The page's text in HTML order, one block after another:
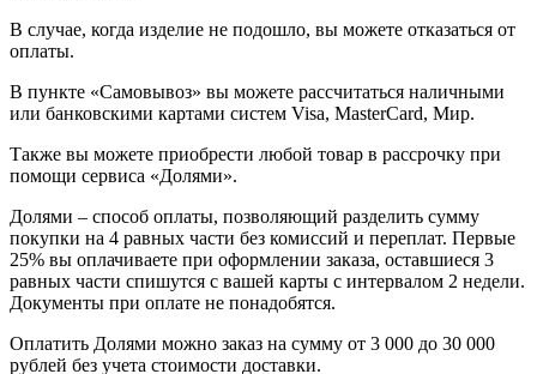
В случае, когда изделие не подошло, вы можете отказаться от
оплаты.
В пункте «Самовывоз» вы можете рассчитаться наличными
или банковскими картами систем Visa, MasterCard, Мир.
Также вы можете приобрести любой товар в рассрочку при
помощи сервиса «Долями».
Долями – способ оплаты, позволяющий разделить сумму
покупки на 4 равных части без комиссий и переплат. Первые
25% вы оплачиваете при оформлении заказа, оставшиеся 3
равных части спишутся с вашей карты с интервалом 2 недели.
Документы при оплате не понадобятся.
Оплатить Долями можно заказ на сумму от 3 000 до 30 000
рублей без учета стоимости доставки.